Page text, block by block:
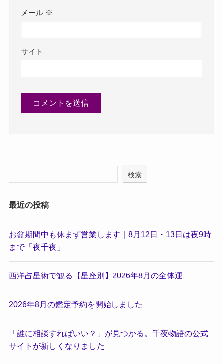
メール ※
サイト
検索
最近の投稿
お盆期間中も休まず営業します｜8月12日・13日は夜9時
まで「夜千夜」
西洋占星術で観る【星座別】2026年8月の全体運
2026年8月の鑑定予約を開始しました
「誰に相談すればいい？」が見つかる。千夜物語の公式
サイトが新しくなりました